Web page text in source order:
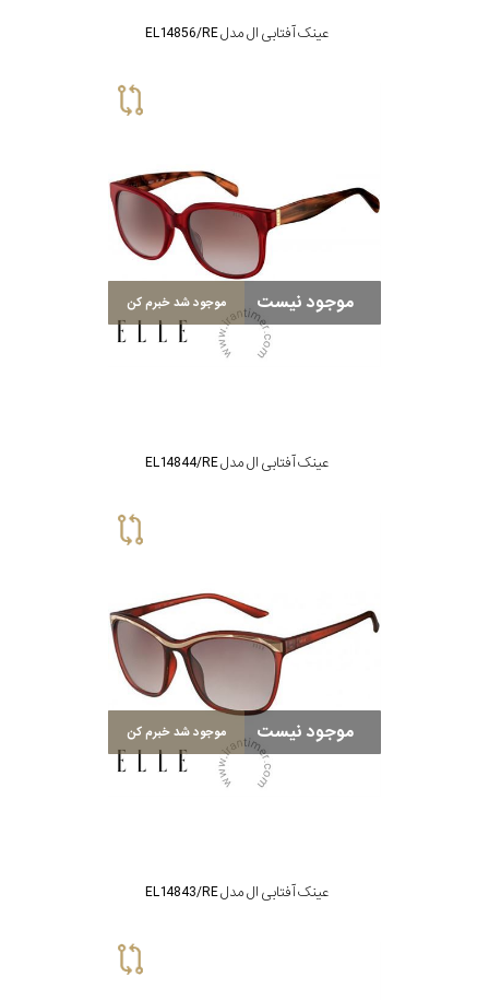
عینک آفتابی ال مدل EL14856/RE
موجود نیست موجود شد خبرم کن
عینک آفتابی ال مدل EL14844/RE
موجود نیست موجود شد خبرم کن
عینک آفتابی ال مدل EL14843/RE